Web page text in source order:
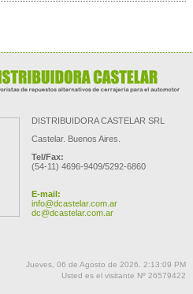
DISTRIBUIDORA CASTELAR SRL
Castelar. Buenos Aires.
Tel/Fax:
(54-11) 4696-9409/5292-6860
E-mail:
info@dcastelar.com.ar
dc@dcastelar.com.ar
Jueves, 06 de Agosto de 2026. 2:13:09 PM
Usted es el visitante Nº 26579422